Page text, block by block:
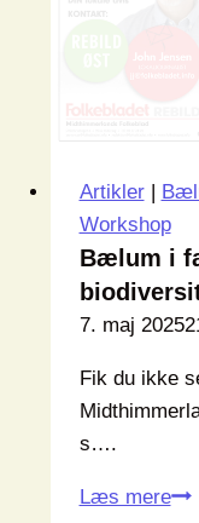
Artikler|
Workshop
Bælum i
7. maj 2025
Fik du ikke
s….
Læs mere